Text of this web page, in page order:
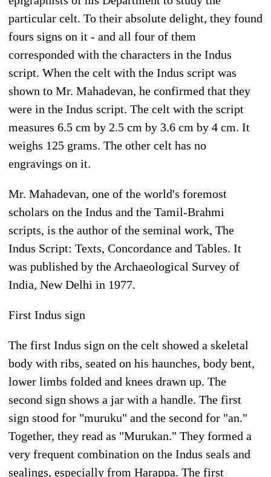
particular celt. To their absolute delight, they found
fours signs on it - and all four of them
corresponded with the characters in the Indus
script. When the celt with the Indus script was
shown to Mr. Mahadevan, he confirmed that they
were in the Indus script. The celt with the script
measures 6.5 cm by 2.5 cm by 3.6 cm by 4 cm. It
weighs 125 grams. The other celt has no
engravings on it.
Mr. Mahadevan, one of the world's foremost
scholars on the Indus and the Tamil-Brahmi
scripts, is the author of the seminal work, The
Indus Script: Texts, Concordance and Tables. It
was published by the Archaeological Survey of
India, New Delhi in 1977.
First Indus sign
The first Indus sign on the celt showed a skeletal
body with ribs, seated on his haunches, body bent,
lower limbs folded and knees drawn up. The
second sign shows a jar with a handle. The first
sign stood for "muruku" and the second for "an."
Together, they read as "Murukan." They formed a
very frequent combination on the Indus seals and
sealings, especially from Harappa. The first